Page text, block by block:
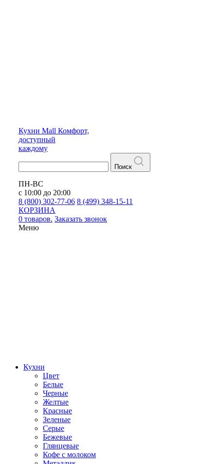
Кухни Mall Комфорт,
доступный
каждому
Поиск
ПН-ВС
с 10:00 до 20:00
8 (800) 302-77-06 8 (499) 348-15-11
КОРЗИНА
0 товаров. Заказать звонок
Меню
Кухни
Цвет
Белые
Черные
Желтые
Красные
Зеленые
Серые
Бежевые
Глянцевые
Кофе с молоком